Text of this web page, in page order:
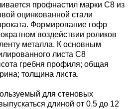
профнастил марки С8 из
оцинкованной стали
Формирование гофр
воздействии роликов
металла. К основным
листа С8
гребня профиля; общая
толщина листа.
для стеновых
длиной от 0.5 до 12